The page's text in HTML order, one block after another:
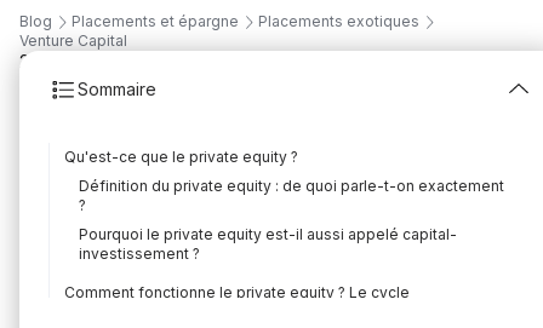
Blog Placements et épargne
Placements exotiques
Venture Capital
Sommaire
Qu'est-ce que le private equity ?
Définition du private equity : de quoi parle-t-on exactement
?
Pourquoi le private equity est-il aussi appelé capital-
investissement ?
Comment fonctionne le private equity ? Le cycle
21
quoi ? Guide complet
pour débutants
Rédigé parFlorian Corteel